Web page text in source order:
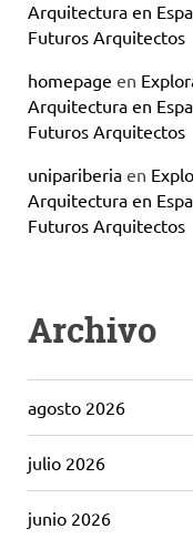
Arquitectura en
Futuros Arquitectos
homepage en
Arquitectura en
Futuros Arquitectos
unipariberia en
Arquitectura en
Futuros Arquitectos
Archivo
agosto 2026
julio 2026
junio 2026